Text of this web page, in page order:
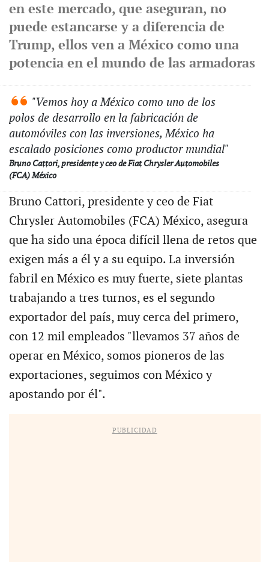
en este mercado, que aseguran, no
puede estancarse y a diferencia de
Trump, ellos ven a México como una
potencia en el mundo de las armadoras
"Vemos hoy a México como uno de los
polos de desarrollo en la fabricación de
automóviles con las inversiones, México ha
escalado posiciones como productor mundial"
Bruno Cattori, presidente y ceo de Fiat Chrysler Automobiles
(FCA) México
Bruno Cattori, presidente y ceo de Fiat
Chrysler Automobiles (FCA) México, asegura
que ha sido una época difícil llena de retos que
exigen más a él y a su equipo. La inversión
fabril en México es muy fuerte, siete plantas
trabajando a tres turnos, es el segundo
exportador del país, muy cerca del primero,
con 12 mil empleados "llevamos 37 años de
operar en México, somos pioneros de las
exportaciones, seguimos con México y
apostando por él".
PUBLICIDAD